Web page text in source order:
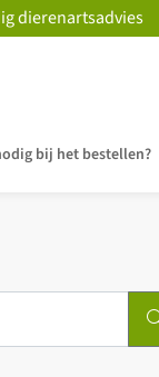
dierenartsadvies
bij het bestellen?